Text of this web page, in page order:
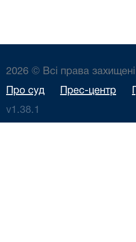
2026 © Всі права захищені
Про суд Прес-центр
v1.38.1